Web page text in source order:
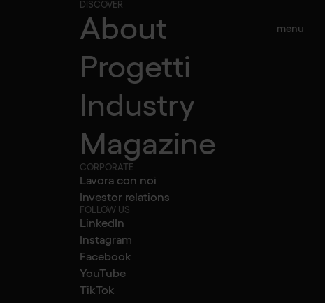
menu
DISCOVER
About
Progetti
Industry
Magazine
CORPORATE
Lavora con noi
Investor relations
FOLLOW US
LinkedIn
Instagram
Facebook
YouTube
TikTok